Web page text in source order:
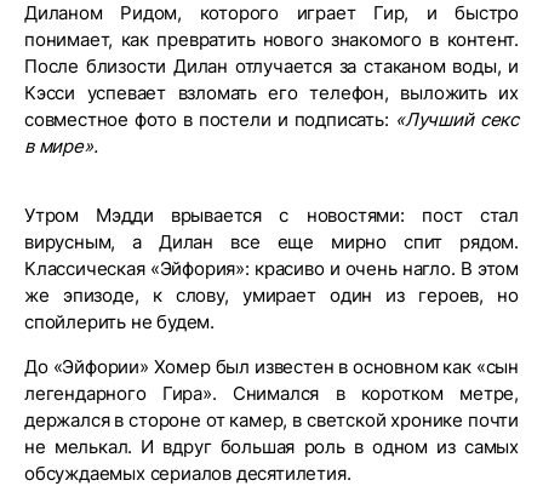
Диланом Ридом, которого играет Гир, и быстро
понимает, как превратить нового знакомого в контент.
После близости Дилан отлучается за стаканом воды, и
Кэсси успевает взломать его телефон, выложить их
совместное фото в постели и подписать: «Лучший секс
в мире».
Утром Мэдди врывается с новостями: пост стал
вирусным, а Дилан все еще мирно спит рядом.
Классическая «Эйфория»: красиво и очень нагло. В этом
же эпизоде, к слову, умирает один из героев, но
спойлерить не будем.
До «Эйфории» Хомер был известен в основном как «сын
легендарного Гира». Снимался в коротком метре,
держался в стороне от камер, в светской хронике почти
не мелькал. И вдруг большая роль в одном из самых
обсуждаемых сериалов десятилетия.